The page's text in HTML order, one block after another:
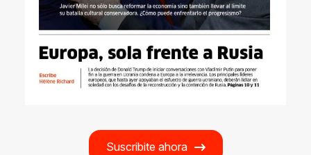
Suscribite ahora